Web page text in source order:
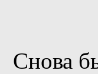
Снова